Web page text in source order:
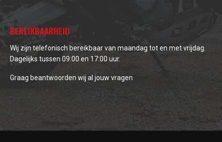
BEREIKBAARHEID
Wij zijn telefonisch bereikbaar van maandag tot en met vrijdag.
Dagelijks tussen 09:00 en 17:00 uur.
Graag beantwoorden wij al jouw vragen